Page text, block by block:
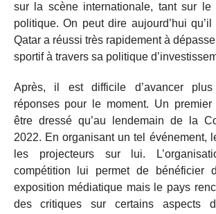
sur la scène internationale, tant sur le
politique. On peut dire aujourd’hui
Qatar a réussi très rapidement à
sportif à travers sa politique
Après, il est difficile d’avancer plus
réponses pour le moment. Un
être dressé qu’au lendemain de la
2022. En organisant un tel événement,
les projecteurs sur lui.
compétition lui permet de bénéficier
exposition médiatique mais le pays
des critiques sur certains aspects